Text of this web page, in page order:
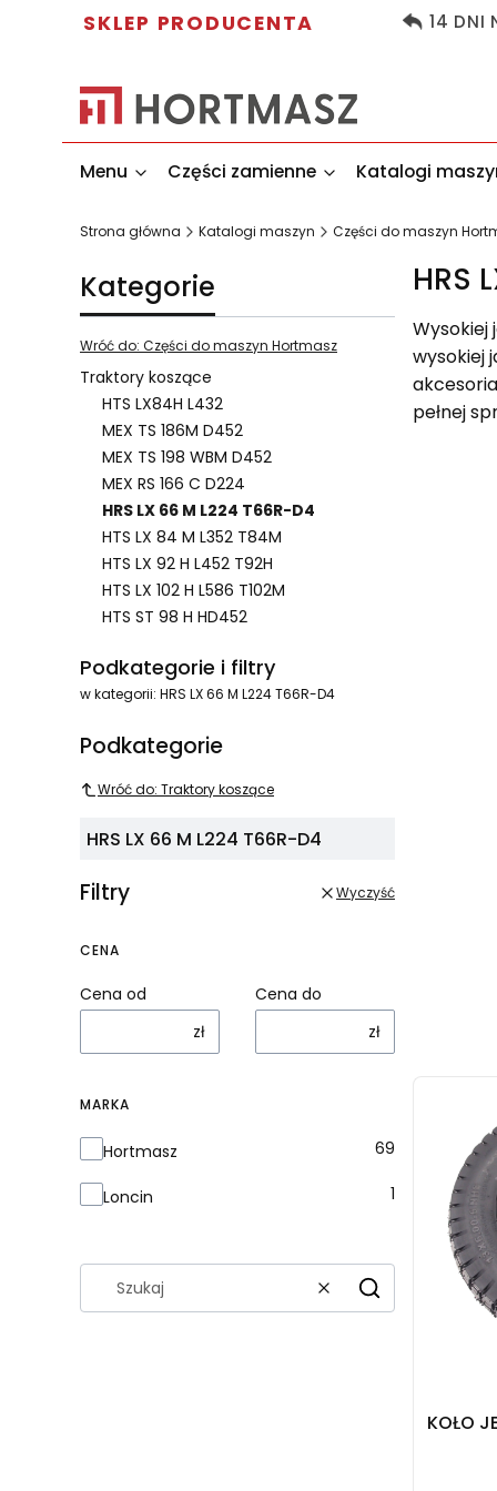
SKLEP PRODUCENTA 14 DNI
Menu Części zamienne Katalogi
Strona główna Katalogi maszyn Części do maszyn
Kategorie
Wróć do: Części do maszyn Hortmasz
Traktory koszące
HTS LX84H L432
MEX TS 186M D452
MEX TS 198 WBM D452
MEX RS 166 C D224
HRS LX 66 M L224 T66R-D4
HTS LX 84 M L352 T84M
HTS LX 92 H L452 T92H
HTS LX 102 H L586 T102M
HTS ST 98 H HD452
Podkategorie i filtry
w kategorii: HRS LX 66 M L224 T66R-D4
Podkategorie
Wróć do: Traktory koszące
HRS LX 66 M L224 T66R-D4
Filtry Wyczyść
CENA
Cena od
zł
Cena do
zł
MARKA
Marka
Hortmasz 69
Loncin 1
WyczyśćSzukaj
HRS
Wysokiej
wysokiej
pełnej
KOŁO